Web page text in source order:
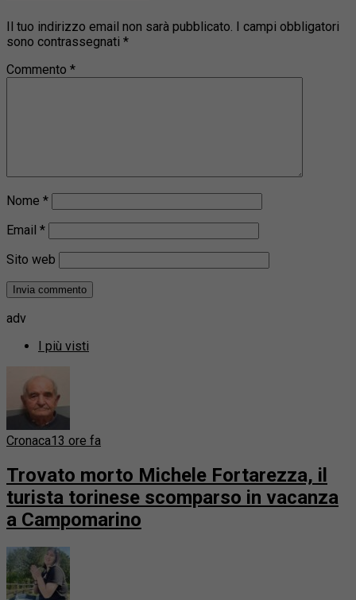
Il tuo indirizzo email non sarà pubblicato. I campi obbligatori
sono contrassegnati *
Commento *
Nome *
Email *
Sito web
adv
I più visti
Cronaca13 ore fa
Trovato morto Michele Fortarezza, il
turista torinese scomparso in vacanza
a Campomarino